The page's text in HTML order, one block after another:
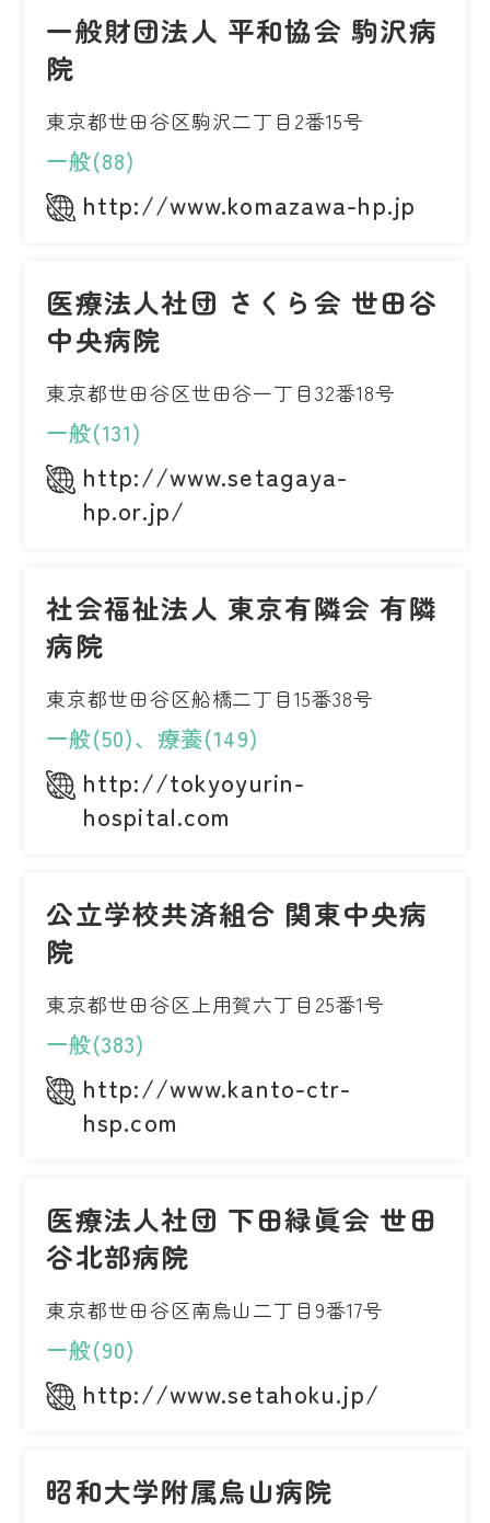
一般財団法人 平和協会 駒沢病
院
東京都世田谷区駒沢二丁目2番15号
一般(88)
http://www.komazawa-hp.jp
医療法人社団 さくら会 世田谷
中央病院
東京都世田谷区世田谷一丁目32番18号
一般(131)
http://www.setagaya-
hp.or.jp/
社会福祉法人 東京有隣会 有隣
病院
東京都世田谷区船橋二丁目15番38号
一般(50)、療養(149)
http://tokyoyurin-
hospital.com
公立学校共済組合 関東中央病
院
東京都世田谷区上用賀六丁目25番1号
一般(383)
http://www.kanto-ctr-
hsp.com
医療法人社団 下田緑眞会 世田
谷北部病院
東京都世田谷区南烏山二丁目9番17号
一般(90)
http://www.setahoku.jp/
昭和大学附属烏山病院